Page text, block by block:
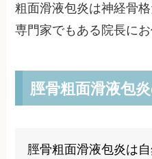
粗面滑液包炎は神経骨
専門家でもある院長にお
脛骨粗面滑液包
脛骨粗面滑液包炎は